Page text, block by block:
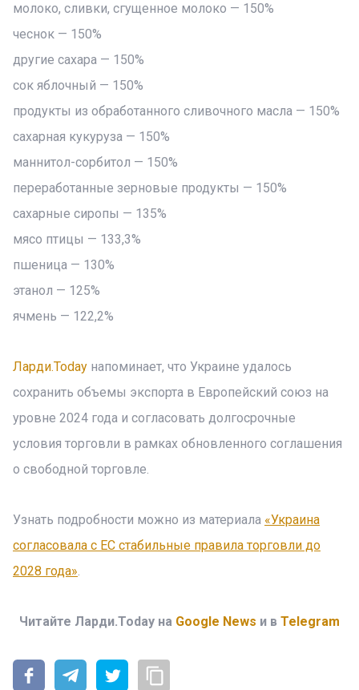
молоко, сливки, сгущенное молоко — 150%
чеснок — 150%
другие сахара — 150%
сок яблочный — 150%
продукты из обработанного сливочного масла — 150%
сахарная кукуруза — 150%
маннитол-сорбитол — 150%
переработанные зерновые продукты — 150%
сахарные сиропы — 135%
мясо птицы — 133,3%
пшеница — 130%
этанол — 125%
ячмень — 122,2%
Ларди.Today напоминает, что Украине удалось
сохранить объемы экспорта в Европейский союз на
уровне 2024 года и согласовать долгосрочные
условия торговли в рамках обновленного соглашения
о свободной торговле.
Узнать подробности можно из материала «Украина
согласовала с ЕС стабильные правила торговли до
2028 года».
Читайте Ларди.Today на Google News и в Telegram